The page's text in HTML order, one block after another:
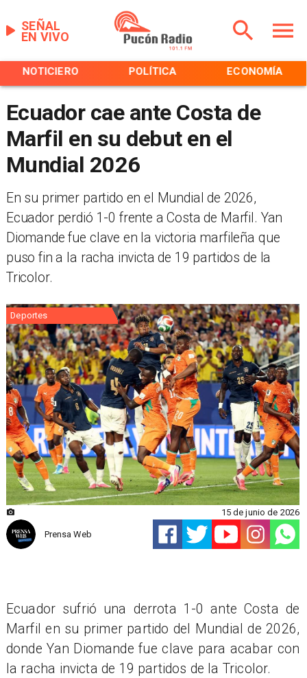
EN VIVO
SEÑAL
NOTICIERO POLÍTICA ECONOMÍA
Ecuador cae ante Costa de
Marfil en su debut en el
Mundial 2026
En su primer partido en el Mundial de 2026,
Ecuador perdió 1-0 frente a Costa de Marfil. Yan
Diomande fue clave en la victoria marfileña que
puso fin a la racha invicta de 19 partidos de la
Tricolor.
Deportes
Prensa Web
15 de junio de 2026
Ecuador sufrió una derrota 1-0 ante Costa de
Marfil en su primer partido del Mundial de 2026,
donde Yan Diomande fue clave para acabar con
la racha invicta de 19 partidos de la Tricolor.